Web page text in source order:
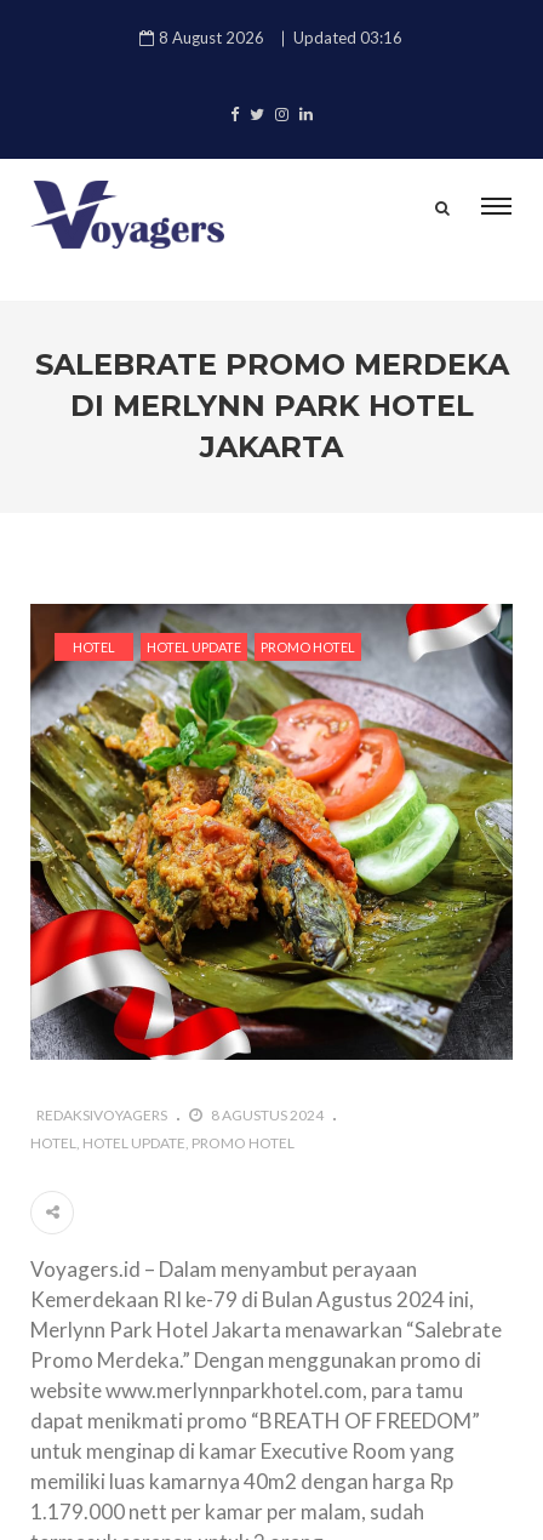
8 August 2026 Updated 03:16
SALEBRATE PROMO MERDEKA
DI MERLYNN PARK HOTEL
JAKARTA
HOTEL HOTEL UPDATE PROMO HOTEL
REDAKSIVOYAGERS
8 AGUSTUS 2024
HOTEL HOTEL UPDATE PROMO HOTEL
Voyagers.id – Dalam menyambut perayaan
Kemerdekaan RI ke-79 di Bulan Agustus 2024 ini,
Merlynn Park Hotel Jakarta menawarkan “Salebrate
Promo Merdeka.” Dengan menggunakan promo di
website www.merlynnparkhotel.com, para tamu
dapat menikmati promo “BREATH OF FREEDOM”
untuk menginap di kamar Executive Room yang
memiliki luas kamarnya 40m2 dengan harga Rp
1.179.000 nett per kamar per malam, sudah